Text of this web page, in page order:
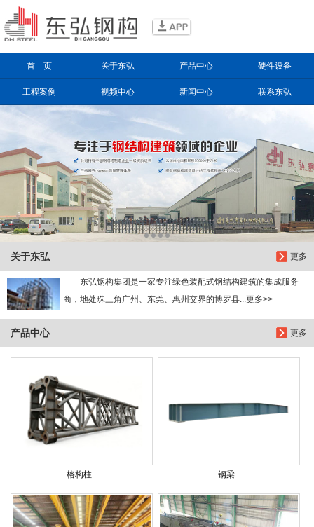
首 页 关于东弘 产品中心 硬件设备
工程案例 视频中心 新闻中心 联系东弘
更多
关于东弘
东弘钢构集团是一家专注绿色装配式钢结构建筑的集成服务
商，地处珠三角广州、东莞、惠州交界的博罗县...更多>>
更多
产品中心
格构柱 钢梁
信息搜索